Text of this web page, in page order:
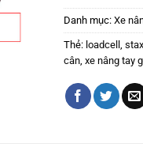
Danh mục:Xe
Thẻ: loadcell ,
cân ,xe nâng tay